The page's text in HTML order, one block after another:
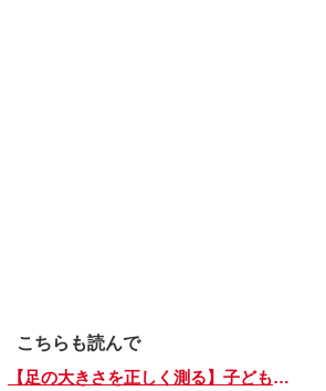
こちらも読んで
【足の大きさを正しく測る】子どもの靴の最適サイズは？ 月に1回は測り直そう！